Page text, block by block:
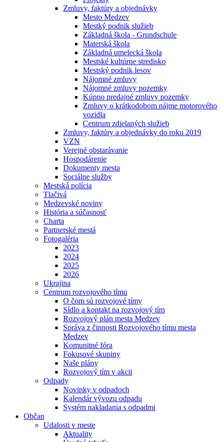
Zmluvy, faktúry a objednávky
Mesto Medzev
Mestký podnik služieb
Základná škola - Grundschule
Materská škola
Základná umelecká škola
Mestské kultúrne stredisko
Mestský podnik lesov
Nájomné zmluvy
Nájomné zmluvy pozemky
Kúpno predajné zmluvy pozemky
Zmluvy o krátkodobom nájme motorového
vozidla
Centrum zdielaných služieb
Zmluvy, faktúry a objednávky do roku 2019
VZN
Verejné obstarávanie
Hospodárenie
Dokumenty mesta
Sociálne služby
Mestská polícia
Tlačivá
Medzevské noviny
História a súčasnosť
Charta
Partnerské mestá
Fotogaléria
2023
2024
2025
2026
Ukrajina
Centrum rozvojového tímu
O čom sú rozvojové tímy
Sídlo a kontakt na rozvojový tím
Rozvojový plán mesta Medzev
Správa z činnosti Rozvojového tímu mesta
Medzev
Komunitné fóra
Fokusové skupiny
Naše plány
Rozvojový tím v akcii
Odpady
Novinky v odpadoch
Kalendár vývozu odpadu
Systém nakladania s odpadmi
Občan
Udalosti v meste
Aktuality